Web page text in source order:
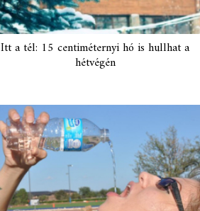
Itt a tél: 15 centiméternyi hó is hullhat a
hétvégén